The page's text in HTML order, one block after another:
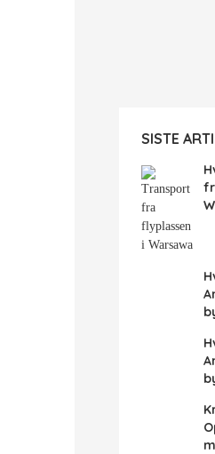
SISTE